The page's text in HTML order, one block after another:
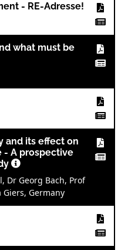
- RE-Adresse!
what must be
and its effect on
- A prospective
Dr Georg Bach, Prof
Germany